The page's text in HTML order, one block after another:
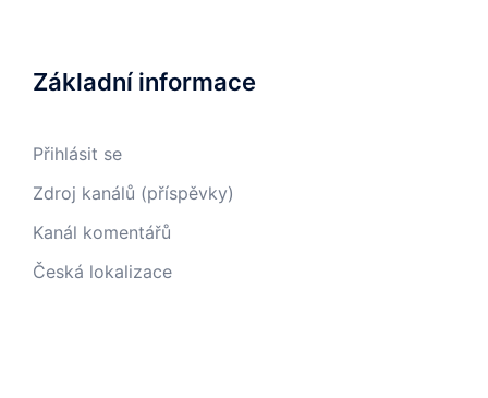
Základní informace
Přihlásit se
Zdroj kanálů (příspěvky)
Kanál komentářů
Česká lokalizace